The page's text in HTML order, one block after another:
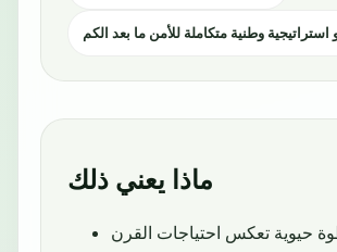
استراتيجية وطنية متكاملة للأمن ما بعد الكم
ماذا يعني ذلك
حيوية تعكس احتياجات القرن